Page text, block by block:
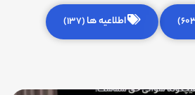
اطلاعیه ها (137)